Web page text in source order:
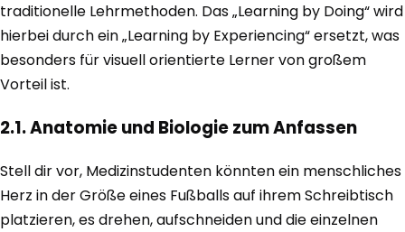
traditionelle Lehrmethoden. Das „Learning by Doing“ wird
hierbei durch ein „Learning by Experiencing“ ersetzt, was
besonders für visuell orientierte Lerner von großem
Vorteil ist.
2.1. Anatomie und Biologie zum Anfassen
Stell dir vor, Medizinstudenten könnten ein menschliches
Herz in der Größe eines Fußballs auf ihrem Schreibtisch
platzieren, es drehen, aufschneiden und die einzelnen